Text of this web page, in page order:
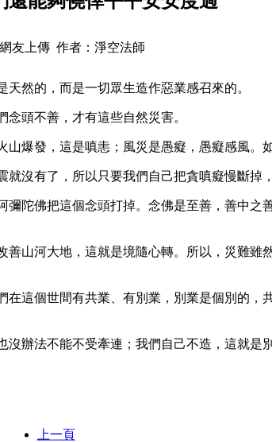
友上傳 作者：淨空法師
然的，而是一切眾生造作惡業感召來的。
頭不善，才有這些自然災害。
爆發，這是嗔恚；風災是愚癡，愚癡感風
沒有了，所以只要我們自己把貪嗔癡慢斷掉
陀佛把這個念頭打掉。念佛是至善，善中
山河大地，這就是境隨心轉。所以，災難
這個世間有共業、有別業，別業是個別的
辦法不能不受牽連；我們自己不造，這就
上一頁